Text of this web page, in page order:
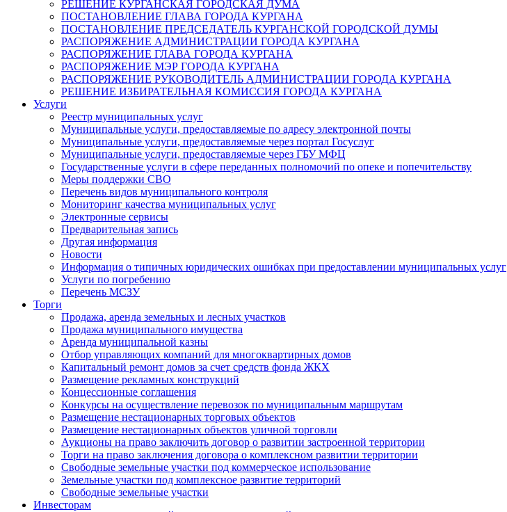
РЕШЕНИЕ КУРГАНСКАЯ ГОРОДСКАЯ ДУМА
ПОСТАНОВЛЕНИЕ ГЛАВА ГОРОДА КУРГАНА
ПОСТАНОВЛЕНИЕ ПРЕДСЕДАТЕЛЬ КУРГАНСКОЙ ГОРОДСКОЙ ДУМЫ
РАСПОРЯЖЕНИЕ АДМИНИСТРАЦИИ ГОРОДА КУРГАНА
РАСПОРЯЖЕНИЕ ГЛАВА ГОРОДА КУРГАНА
РАСПОРЯЖЕНИЕ МЭР ГОРОДА КУРГАНА
РАСПОРЯЖЕНИЕ РУКОВОДИТЕЛЬ АДМИНИСТРАЦИИ ГОРОДА КУРГАНА
РЕШЕНИЕ ИЗБИРАТЕЛЬНАЯ КОМИССИЯ ГОРОДА КУРГАНА
Услуги
Реестр муниципальных услуг
Муниципальные услуги, предоставляемые по адресу электронной почты
Муниципальные услуги, предоставляемые через портал Госуслуг
Муниципальные услуги, предоставляемые через ГБУ МФЦ
Государственные услуги в сфере переданных полномочий по опеке и попечительству
Меры поддержки СВО
Перечень видов муниципального контроля
Мониторинг качества муниципальных услуг
Электронные сервисы
Предварительная запись
Другая информация
Новости
Информация о типичных юридических ошибках при предоставлении муниципальных услуг
Услуги по погребению
Перечень МСЗУ
Торги
Продажа, аренда земельных и лесных участков
Продажа муниципального имущества
Аренда муниципальной казны
Отбор управляющих компаний для многоквартирных домов
Капитальный ремонт домов за счет средств фонда ЖКХ
Размещение рекламных конструкций
Концессионные соглашения
Конкурсы на осуществление перевозок по муниципальным маршрутам
Размещение нестационарных торговых объектов
Размещение нестационарных объектов уличной торговли
Аукционы на право заключить договор о развитии застроенной территории
Торги на право заключения договора о комплексном развитии территории
Свободные земельные участки под коммерческое использование
Земельные участки под комплексное развитие территорий
Свободные земельные участки
Инвесторам